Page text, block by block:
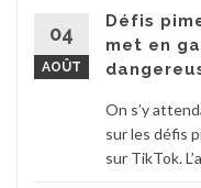
04
AOÛT
Défis
met en
On s’y
sur les défis
sur TikTok.